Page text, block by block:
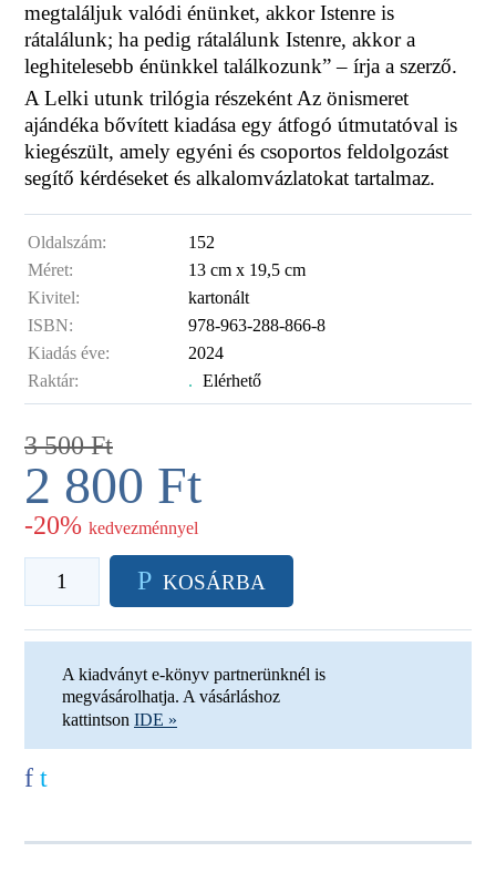
megtaláljuk valódi énünket, akkor Istenre is
rátalálunk; ha pedig rátalálunk Istenre, akkor a
leghitelesebb énünkkel találkozunk” – írja a szerző.
A Lelki utunk trilógia részeként Az önismeret
ajándéka bővített kiadása egy átfogó útmutatóval is
kiegészült, amely egyéni és csoportos feldolgozást
segítő kérdéseket és alkalomvázlatokat tartalmaz.
Oldalszám:
152
Méret:
13 cm x 19,5 cm
Kivitel:
kartonált
ISBN:
978-963-288-866-8
Kiadás éve:
2024
Raktár:
. Elérhető
3 500Ft
2 800 Ft
-20% kedvezménnyel
P KOSÁRBA
A kiadványt e-könyv partnerünknél is
megvásárolhatja. A vásárláshoz
kattintson IDE »
f t